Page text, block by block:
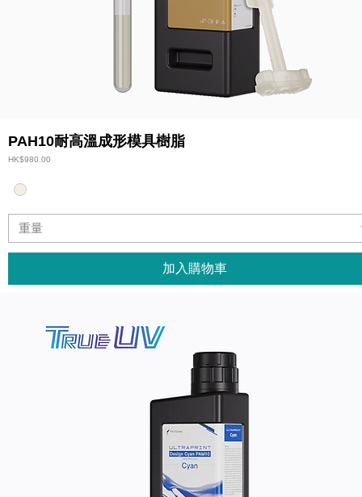
PAH10耐高溫成形模具樹脂
價格
HK$980.00
重量
加入購物車